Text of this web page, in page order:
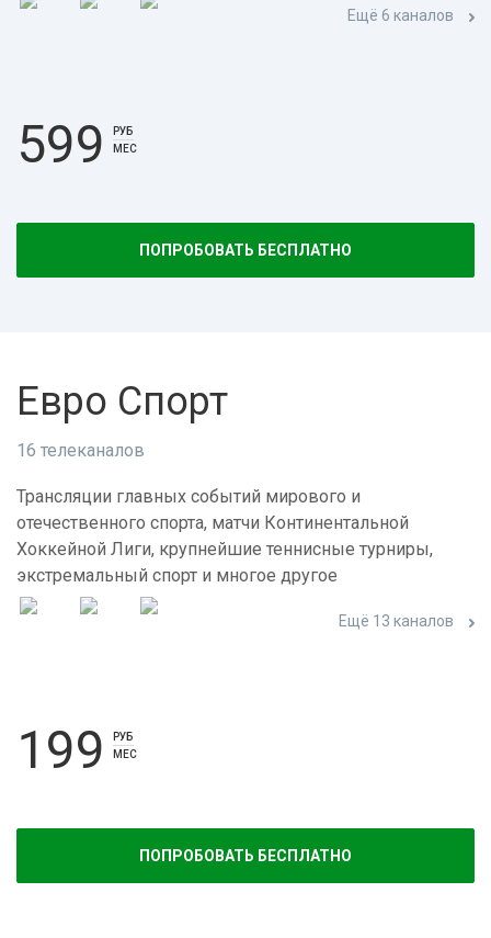
Ещё 6 каналов
599
РУБ
МЕС
ПОПРОБОВАТЬ БЕСПЛАТНО
Евро Спорт
16 телеканалов
Трансляции главных событий мирового и
отечественного спорта, матчи Континентальной
Хоккейной Лиги, крупнейшие теннисные турниры,
экстремальный спорт и многое другое
Ещё 13 каналов
199
РУБ
МЕС
ПОПРОБОВАТЬ БЕСПЛАТНО